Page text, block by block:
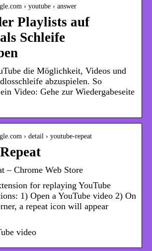
› youtube › answer
Playlists auf
Schleife
die Möglichkeit, Videos und
abzuspielen. So
Video: Gehe zur Wiedergabeseite
› detail › youtube-repeat
– Chrome Web Store
for replaying YouTube
1) Open a YouTube video 2) On
a repeat icon will appear
video